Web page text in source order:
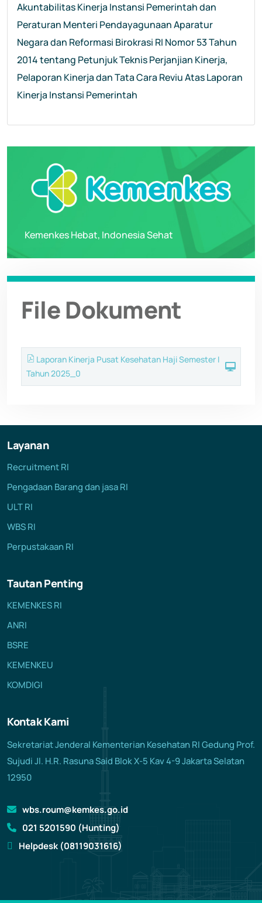
Akuntabilitas Kinerja Instansi Pemerintah dan
Peraturan Menteri Pendayagunaan Aparatur
Negara dan Reformasi Birokrasi RI Nomor 53 Tahun
2014 tentang Petunjuk Teknis Perjanjian Kinerja,
Pelaporan Kinerja dan Tata Cara Reviu Atas Laporan
Kinerja Instansi Pemerintah
Kemenkes Hebat, Indonesia Sehat
File Dokument
Laporan Kinerja Pusat Kesehatan Haji Semester I
Tahun 2025_0
Layanan
Recruitment RI
Pengadaan Barang dan jasa RI
ULT RI
WBS RI
Perpustakaan RI
Tautan Penting
KEMENKES RI
ANRI
BSRE
KEMENKEU
KOMDIGI
Kontak Kami
Sekretariat Jenderal Kementerian Kesehatan RI Gedung Prof.
Sujudi Jl. H.R. Rasuna Said Blok X-5 Kav 4-9 Jakarta Selatan
12950
wbs.roum@kemkes.go.id
021 5201590 (Hunting)
Helpdesk (08119031616)